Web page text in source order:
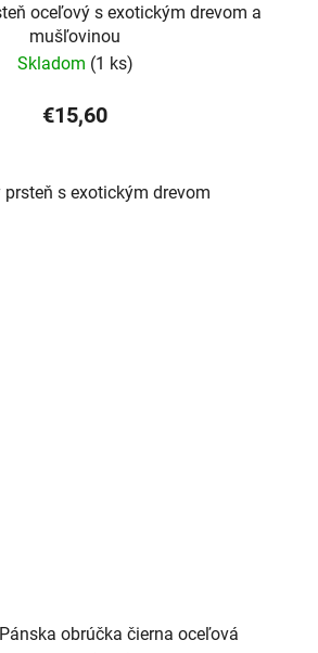
oceľový s exotickým drevom a
mušľovinou
Skladom (1 ks)
€15,60
prsteň s exotickým drevom
obrúčka čierna oceľová